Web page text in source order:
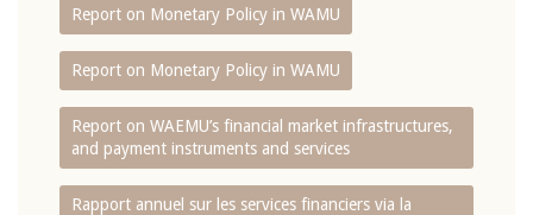
Report on Monetary Policy in WAMU
Report on Monetary Policy in WAMU
Report on WAEMU’s financial market infrastructures,
and payment instruments and services
Rapport annuel sur les services financiers via la